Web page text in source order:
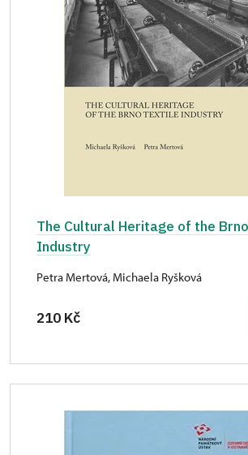
The Cultural Heritage of the
Industry
Petra Mertová, Michaela Ryšková
210 Kč